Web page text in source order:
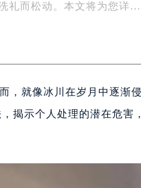
礼而松动。本文将为您详…
，就像冰川在岁月中逐渐
揭示个人处理的潜在危害